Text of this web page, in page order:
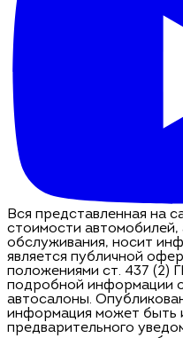
Вся представленная на
стоимости автомобилей,
обслуживания, носит
является публичной
положениями ст. 437 (2)
подробной информации
автосалоны.
информация может быть
предварительного